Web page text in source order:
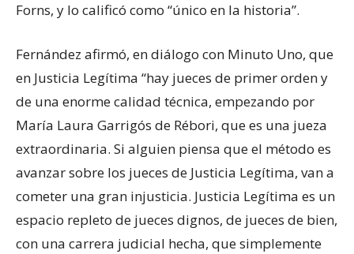
Forns, y lo calificó como “único en la historia”.
Fernández afirmó, en diálogo con Minuto Uno, que
en Justicia Legítima “hay jueces de primer orden y
de una enorme calidad técnica, empezando por
María Laura Garrigós de Rébori, que es una jueza
extraordinaria. Si alguien piensa que el método es
avanzar sobre los jueces de Justicia Legítima, van a
cometer una gran injusticia. Justicia Legítima es un
espacio repleto de jueces dignos, de jueces de bien,
con una carrera judicial hecha, que simplemente